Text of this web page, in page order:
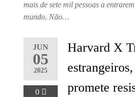
mais de sete mil pessoas a
mundo. Não…
JUN
05
2025
0
Harvard X
promete